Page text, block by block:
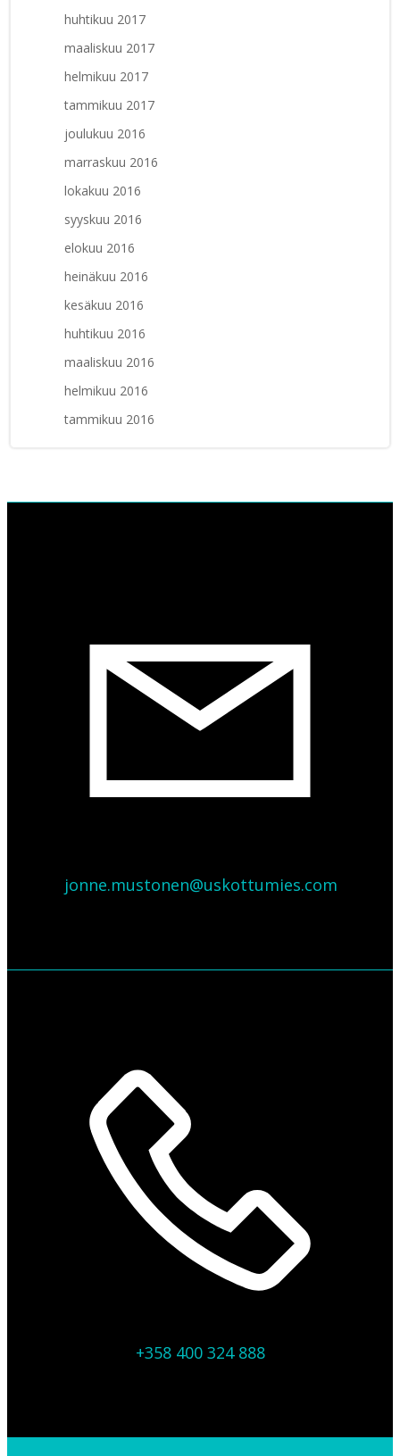
huhtikuu 2017
maaliskuu 2017
helmikuu 2017
tammikuu 2017
joulukuu 2016
marraskuu 2016
lokakuu 2016
syyskuu 2016
elokuu 2016
heinäkuu 2016
kesäkuu 2016
huhtikuu 2016
maaliskuu 2016
helmikuu 2016
tammikuu 2016
jonne.mustonen@uskottumies.com
+358 400 324 888